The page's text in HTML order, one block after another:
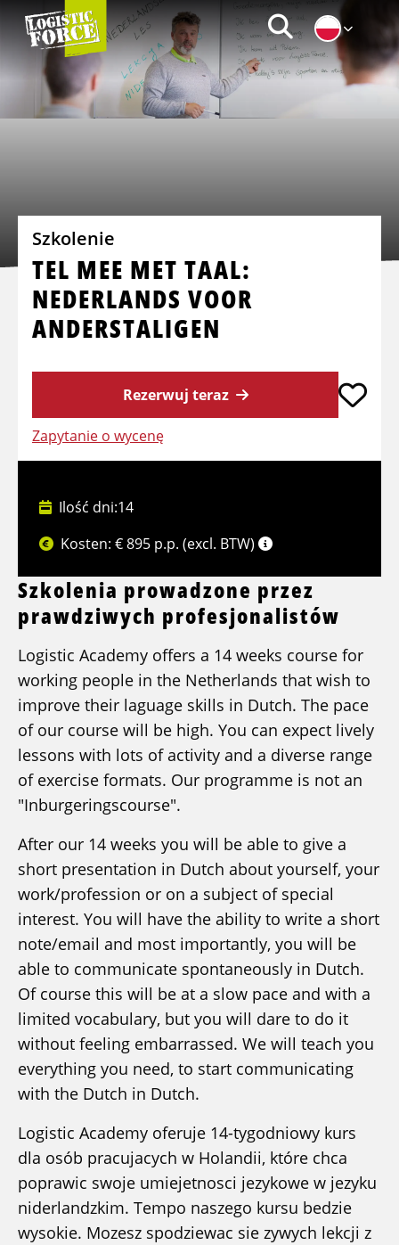
Logistic
Force
|
PL
Zoeken
Szkolenie
TEL MEE MET TAAL:
NEDERLANDS VOOR
ANDERSTALIGEN
Rezerwuj teraz
Zapytanie o wycenę
Ilość dni:14
Kosten: € 895 p.p. (excl. BTW)
Szkolenia prowadzone przez
prawdziwych profesjonalistów
Logistic Academy offers a 14 weeks course for
working people in the Netherlands that wish to
improve their laguage skills in Dutch. The pace
of our course will be high. You can expect lively
lessons with lots of activity and a diverse range
of exercise formats. Our programme is not an
"Inburgeringscourse".
After our 14 weeks you will be able to give a
short presentation in Dutch about yourself, your
work/profession or on a subject of special
interest. You will have the ability to write a short
note/email and most importantly, you will be
able to communicate spontaneously in Dutch.
Of course this will be at a slow pace and with a
limited vocabulary, but you will dare to do it
without feeling embarrassed. We will teach you
everything you need, to start communicating
with the Dutch in Dutch.
Logistic Academy oferuje 14-tygodniowy kurs
dla osób pracujacych w Holandii, które chca
poprawic swoje umiejetnosci jezykowe w jezyku
niderlandzkim. Tempo naszego kursu bedzie
wysokie. Mozesz spodziewac sie zywych lekcji z